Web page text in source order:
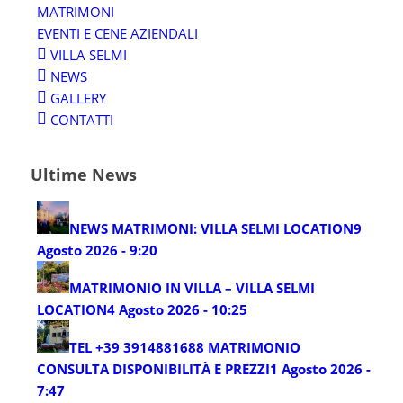
MATRIMONI
EVENTI E CENE AZIENDALI
VILLA SELMI
NEWS
GALLERY
CONTATTI
Ultime News
NEWS MATRIMONI: VILLA SELMI LOCATION9
Agosto 2026 - 9:20
MATRIMONIO IN VILLA – VILLA SELMI
LOCATION4 Agosto 2026 - 10:25
TEL +39 3914881688 MATRIMONIO
CONSULTA DISPONIBILITÀ E PREZZI1 Agosto 2026 -
7:47